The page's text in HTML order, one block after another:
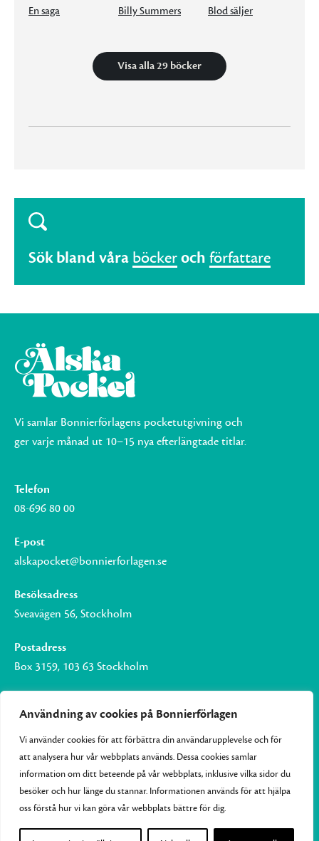
Användning av cookies på Bonnierförlagen
Vi använder cookies för att förbättra din användarupplevelse och för
att analysera hur vår webbplats används. Dessa cookies samlar
information om ditt beteende på vår webbplats, inklusive vilka sidor du
besöker och hur länge du stannar. Informationen används för att hjälpa
oss förstå hur vi kan göra vår webbplats bättre för dig.
En saga Billy Summers Blod säljer
Visa alla 29 böcker
Sök bland våra böckeroch författare
Vi samlar Bonnierförlagens pocketutgivning och
ger varje månad ut 10–15 nya efterlängtade titlar.
Telefon
08-696 80 00
E-post
alskapocket@bonnierforlagen.se
Besöksadress
Sveavägen 56, Stockholm
Postadress
Box 3159, 103 63 Stockholm
Om Bonnierförlagen
Cookies
Integritetspolicy